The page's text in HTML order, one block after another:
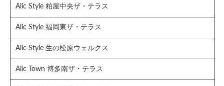
Alic Style 粕屋中央ザ・テラス
Alic Style 福岡東ザ・テラス
Alic Style 生の松原ウェルクス
Alic Town 博多南ザ・テラス